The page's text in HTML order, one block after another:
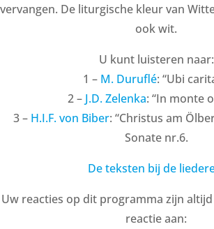
vervangen. De liturgische kleur van
ook wit.
U kunt luisteren naar:
1 – M. Duruflé: “Ubi
2 – J.D. Zelenka: “In monte
3 – H.I.F. von Biber: “Christus am
Sonate nr.6.
De teksten bij de
Uw reacties op dit programma zijn
reactie aan: